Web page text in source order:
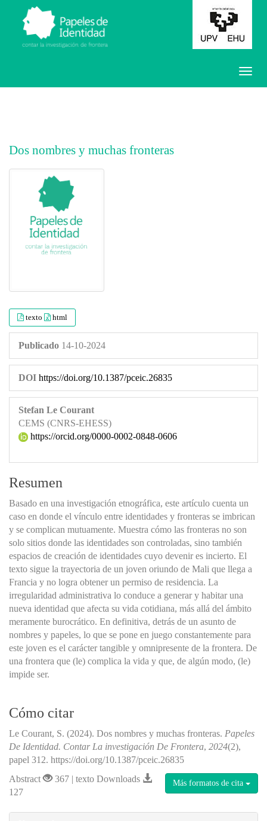
Dos nombres y muchas fronteras
##plugins.themes.bootstrap3.article.main##
texto html
Publicado 14-10-2024
DOI https://doi.org/10.1387/pceic.26835
Stefan Le Courant
CEMS (CNRS-EHESS)
https://orcid.org/0000-0002-0848-0606
Resumen
Basado en una investigación etnográfica, este artículo cuenta un
caso en donde el vínculo entre identidades y fronteras se imbrican
y se complican mutuamente. Muestra cómo las fronteras no son
solo sitios donde las identidades son controladas, sino también
espacios de creación de identidades cuyo devenir es incierto. El
texto sigue la trayectoria de un joven oriundo de Mali que llega a
Francia y no logra obtener un permiso de residencia. La
irregularidad administrativa lo conduce a generar y habitar una
nueva identidad que afecta su vida cotidiana, más allá del ámbito
meramente burocrático. En definitiva, detrás de un asunto de
nombres y papeles, lo que se pone en juego constantemente para
este joven es el carácter tangible y omnipresente de la frontera. De
una frontera que (le) complica la vida y que, de algún modo, (le)
impide ser.
Cómo citar
Le Courant, S. (2024). Dos nombres y muchas fronteras. Papeles
De Identidad. Contar La investigación De Frontera, 2024(2),
papel 312. https://doi.org/10.1387/pceic.26835
Más formatos de cita
Abstract
367 | texto Downloads
127